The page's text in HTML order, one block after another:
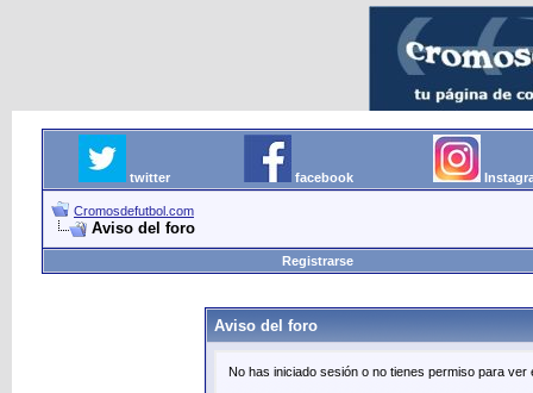
twitter facebook
Cromosdefutbol.com
Aviso del foro
Registrarse
Aviso del foro
No has iniciado sesión o no tienes permiso para